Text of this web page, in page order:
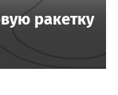
ракетку